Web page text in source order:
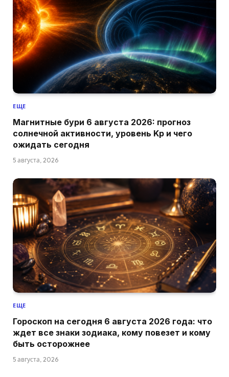
ЕЩЕ
Магнитные бури 6 августа 2026: прогноз
солнечной активности, уровень Kp и чего
ожидать сегодня
5 августа, 2026
ЕЩЕ
Гороскоп на сегодня 6 августа 2026 года: что
ждет все знаки зодиака, кому повезет и кому
быть осторожнее
5 августа, 2026